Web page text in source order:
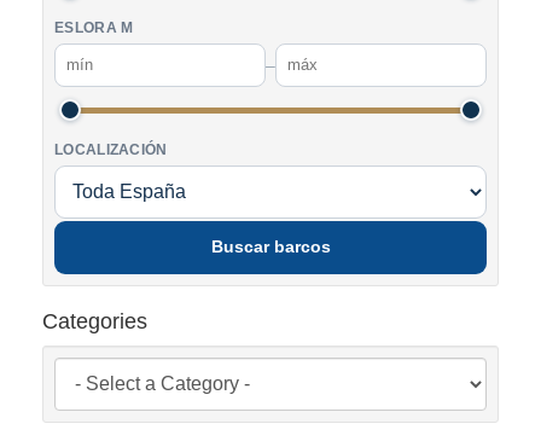
ESLORA M
–
LOCALIZACIÓN
Buscar barcos
Categories